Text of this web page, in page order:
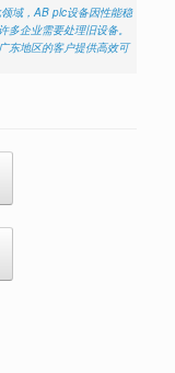
域，AB plc设备因性能稳
企业需要处理旧设备。
东地区的客户提供高效可